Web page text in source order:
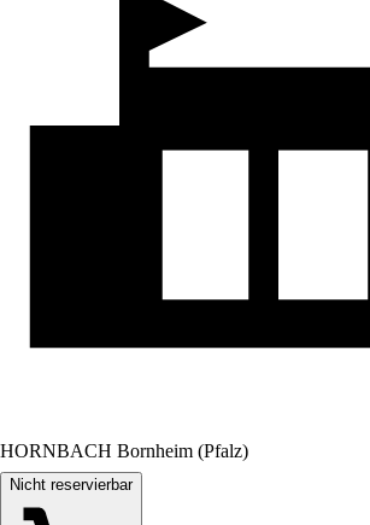
HORNBACH Bornheim (Pfalz)
Nicht reservierbar